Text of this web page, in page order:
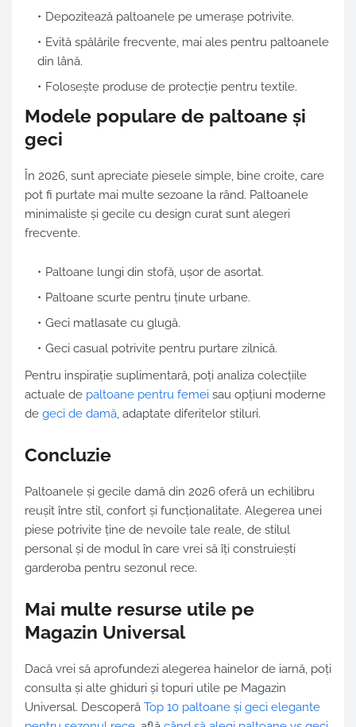
Depozitează paltoanele pe umerașe potrivite.
Evită spălările frecvente, mai ales pentru paltoanele
din lână.
Folosește produse de protecție pentru textile.
Modele populare de paltoane și
geci
În 2026, sunt apreciate piesele simple, bine croite, care
pot fi purtate mai multe sezoane la rând. Paltoanele
minimaliste și gecile cu design curat sunt alegeri
frecvente.
Paltoane lungi din stofă, ușor de asortat.
Paltoane scurte pentru ținute urbane.
Geci matlasate cu glugă.
Geci casual potrivite pentru purtare zilnică.
Pentru inspirație suplimentară, poți analiza colecțiile
actuale de paltoane pentru femei sau opțiuni moderne
de geci de damă, adaptate diferitelor stiluri.
Concluzie
Paltoanele și gecile damă din 2026 oferă un echilibru
reușit între stil, confort și funcționalitate. Alegerea unei
piese potrivite ține de nevoile tale reale, de stilul
personal și de modul în care vrei să îți construiești
garderoba pentru sezonul rece.
Mai multe resurse utile pe
Magazin Universal
Dacă vrei să aprofundezi alegerea hainelor de iarnă, poți
consulta și alte ghiduri și topuri utile pe Magazin
Universal. Descoperă Top 10 paltoane și geci elegante